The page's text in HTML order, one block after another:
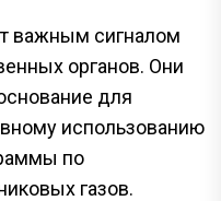
важным сигналом
органов. Они
для
использованию
по
газов.